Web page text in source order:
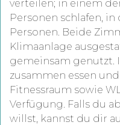
verteilen; in einem
Personen schlafen,
Personen. Beide
Klimaanlage
gemeinsam genutzt.
zusammen essen
Fitnessraum sowie
Verfügung. Falls du
willst, kannst du dir